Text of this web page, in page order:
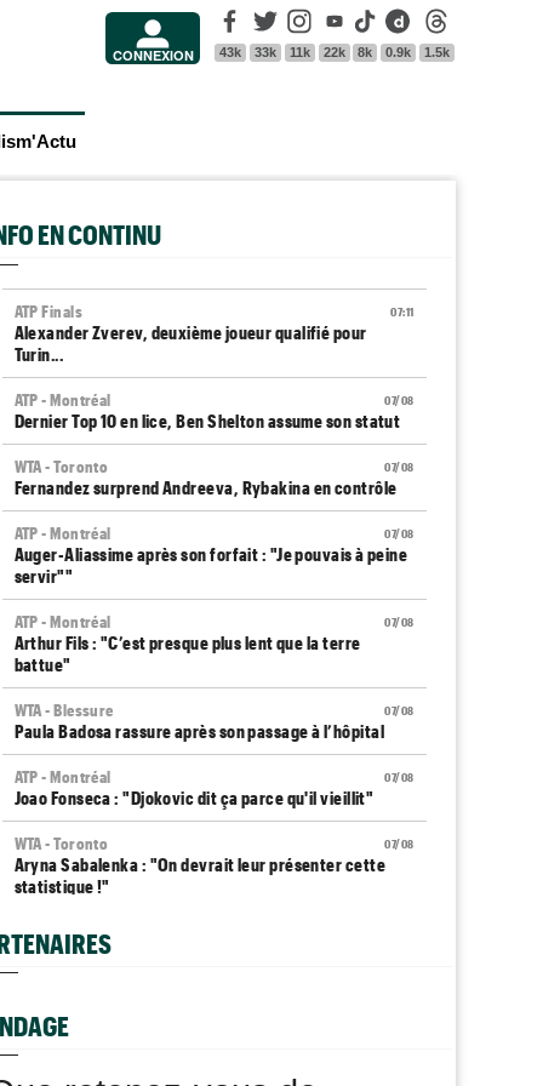
CONNEXION
Facebook
43k
Twitter
33k
Instagram
11k
Youtube
22k
Tik Tok
8k
Dailymotion
0.9k 1.5k
EN CONTINU
07:11
ATP Finals
Alexander Zverev, deuxième joueur qualifié pour
Turin...
07/08
ATP - Montréal
Dernier Top 10 en lice, Ben Shelton assume son statut
07/08
WTA - Toronto
Fernandez surprend Andreeva, Rybakina en contrôle
07/08
ATP - Montréal
Auger-Aliassime après son forfait : "Je pouvais à peine
servir""
07/08
ATP - Montréal
Arthur Fils : "C’est presque plus lent que la terre
battue"
07/08
WTA - Blessure
Paula Badosa rassure après son passage à l’hôpital
07/08
ATP - Montréal
Joao Fonseca : "Djokovic dit ça parce qu'il vieillit"
07/08
WTA - Toronto
Aryna Sabalenka : "On devrait leur présenter cette
statistique !"
ATP - Montréal
Terence Atmane a scalpé Tiafoe, Draper puis
Khachanov en 9 jours
Plovdiv (CH)
Yannick Alexandrescou, 18 ans, privé d'une première
demie en Chal'